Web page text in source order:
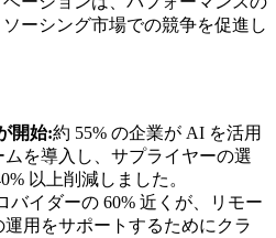
ーシング市場での競争を促進し
開始:約 55% の企業が AI を活用
を導入し、サプライヤーの選
以上削減しました。
バイダーの 60% 近くが、リモー
運用をサポートするためにクラ